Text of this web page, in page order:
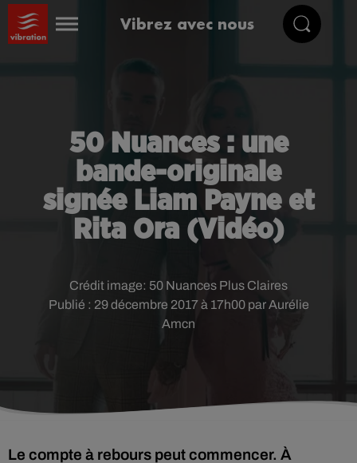
Vibrez avec nous
50 Nuances : une
bande-originale
signée Liam Payne et
Rita Ora (Vidéo)
Publié : 29 décembre 2017 à 17h00 par Aurélie
Amcn
Crédit image: 50 Nuances Plus Claires
Le compte à rebours peut commencer. À